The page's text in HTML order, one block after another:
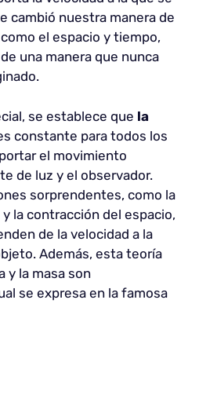
cambió nuestra manera de
el espacio y tiempo,
una manera que nunca
se establece que la
constante para todos los
el movimiento
de luz y el observador.
sorprendentes, como la
la contracción del espacio,
de la velocidad a la
Además, esta teoría
y la masa son
se expresa en la famosa